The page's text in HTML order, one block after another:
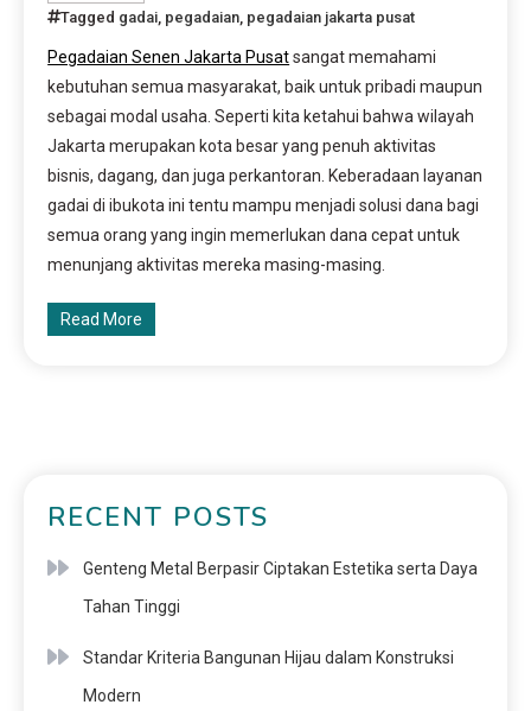
Tagged gadai pegadaian pegadaian jakarta pusat
Pegadaian Senen Jakarta Pusatsangat memahami
kebutuhan semua masyarakat, baik untuk pribadi maupun
sebagai modal usaha. Seperti kita ketahui bahwa wilayah
Jakarta merupakan kota besar yang penuh aktivitas
bisnis, dagang, dan juga perkantoran. Keberadaan layanan
gadai di ibukota ini tentu mampu menjadi solusi dana bagi
semua orang yang ingin memerlukan dana cepat untuk
menunjang aktivitas mereka masing-masing.
Read More
RECENT POSTS
Genteng Metal Berpasir Ciptakan Estetika serta Daya
Tahan Tinggi
Standar Kriteria Bangunan Hijau dalam Konstruksi
Modern